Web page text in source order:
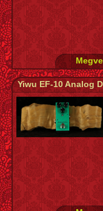
Yiwu EF-10 Analog